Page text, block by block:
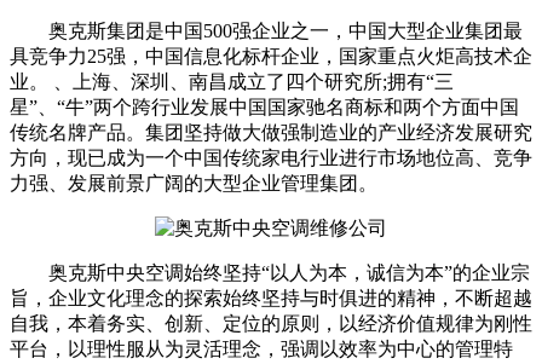
奥克斯集团是中国500强企业之一，中国大型企业集团最
具竞争力25强，中国信息化标杆企业，国家重点火炬高技术企
业。 、上海、深圳、南昌成立了四个研究所;拥有“三
星”、“牛”两个跨行业发展中国国家驰名商标和两个方面中国
传统名牌产品。集团坚持做大做强制造业的产业经济发展研究
方向，现已成为一个中国传统家电行业进行市场地位高、竞争
力强、发展前景广阔的大型企业管理集团。
奥克斯中央空调始终坚持“以人为本，诚信为本”的企业宗
旨，企业文化理念的探索始终坚持与时俱进的精神，不断超越
自我，本着务实、创新、定位的原则，以经济价值规律为刚性
平台，以理性服从为灵活理念，强调以效率为中心的管理特